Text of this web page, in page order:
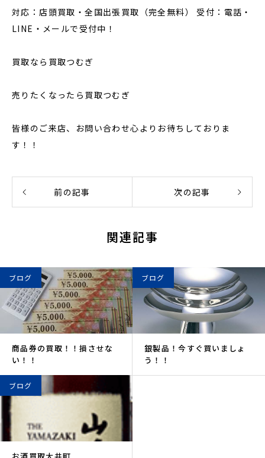
対応：店頭買取・全国出張買取（完全無料） 受付：電話・
LINE・メールで受付中！
買取なら買取つむぎ
売りたくなったら買取つむぎ
皆様のご来店、お問い合わせ心よりお待ちしておりま
す！！
前の記事 次の記事
関連記事
ブログ
商品券の買取！！損させな
い！！
ブログ
銀製品！今すぐ買いましょ
う！！
ブログ
お酒買取大井町